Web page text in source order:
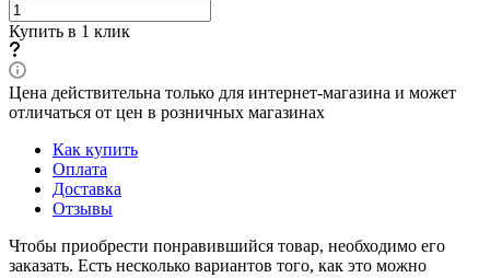
Купить в 1 клик
Цена действительна только для интернет-магазина и может
отличаться от цен в розничных магазинах
Как купить
Оплата
Доставка
Отзывы
Чтобы приобрести понравившийся товар, необходимо его
заказать. Есть несколько вариантов того, как это можно